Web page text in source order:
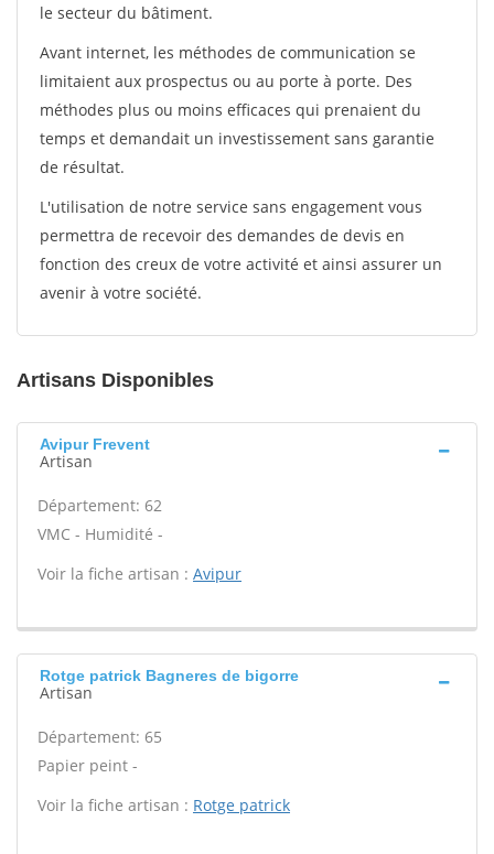
le secteur du bâtiment.
Avant internet, les méthodes de communication se
limitaient aux prospectus ou au porte à porte. Des
méthodes plus ou moins efficaces qui prenaient du
temps et demandait un investissement sans garantie
de résultat.
L'utilisation de notre service sans engagement vous
permettra de recevoir des demandes de devis en
fonction des creux de votre activité et ainsi assurer un
avenir à votre société.
Artisans Disponibles
Avipur Frevent
Artisan
Département: 62
VMC - Humidité -
Voir la fiche artisan : Avipur
Rotge patrick Bagneres de bigorre
Artisan
Département: 65
Papier peint -
Voir la fiche artisan : Rotge patrick